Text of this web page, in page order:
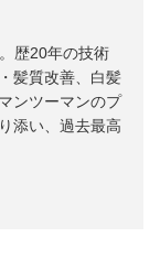
歴20年の技術
髪質改善、白髪
ンツーマンのプ
添い、過去最高